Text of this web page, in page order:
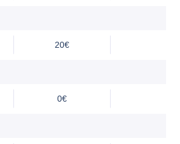
20€
0€